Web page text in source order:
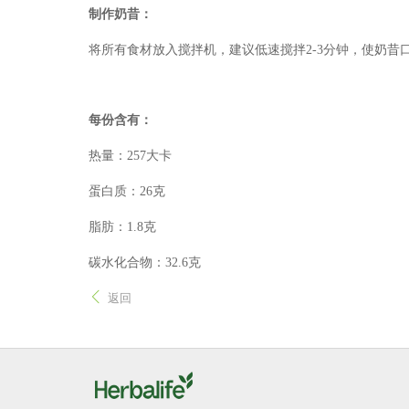
制作奶昔：
将所有食材放入搅拌机，建议低速搅拌2-3分钟，使奶昔
每份含有：
热量：257大卡
蛋白质：26克
脂肪：1.8克
碳水化合物：32.6克
返回